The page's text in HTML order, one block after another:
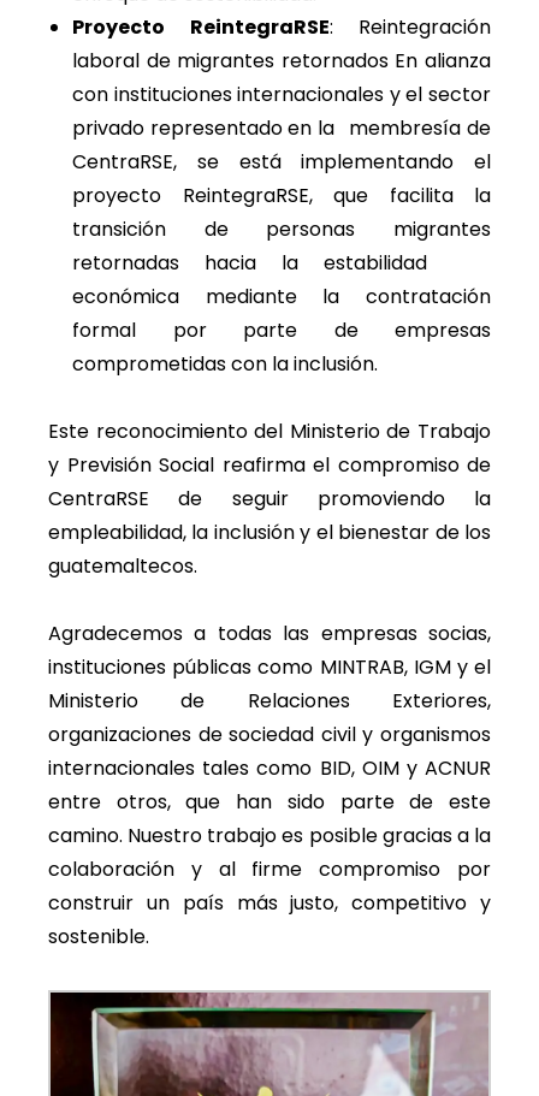
Proyecto ReintegraRSE: Reintegración
laboral de migrantes retornados En alianza
con instituciones internacionales y el sector
privado representado en la membresía de
CentraRSE, se está implementando el
proyecto ReintegraRSE, que facilita la
transición de personas migrantes
retornadas hacia la estabilidad
económica mediante la contratación
formal por parte de empresas
comprometidas con la inclusión.
Este reconocimiento del Ministerio de Trabajo
y Previsión Social reafirma el compromiso de
CentraRSE de seguir promoviendo la
empleabilidad, la inclusión y el bienestar de los
guatemaltecos.
Agradecemos a todas las empresas socias,
instituciones públicas como MINTRAB, IGM y el
Ministerio de Relaciones Exteriores,
organizaciones de sociedad civil y organismos
internacionales tales como BID, OIM y ACNUR
entre otros, que han sido parte de este
camino. Nuestro trabajo es posible gracias a la
colaboración y al firme compromiso por
construir un país más justo, competitivo y
sostenible.